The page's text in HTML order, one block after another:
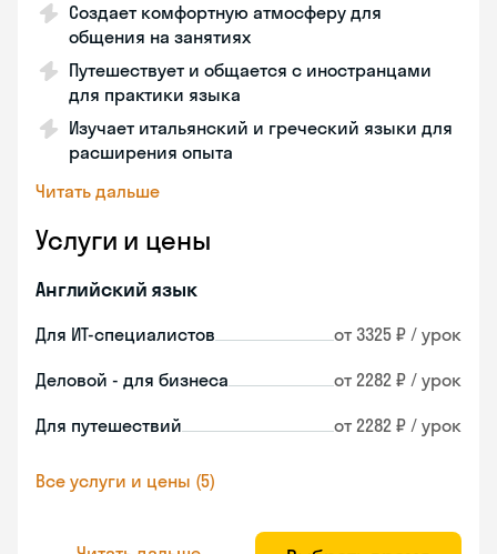
Создает комфортную атмосферу для
общения на занятиях
Путешествует и общается с иностранцами
для практики языка
Изучает итальянский и греческий языки для
расширения опыта
Читать дальше
Услуги и цены
Английский язык
Для ИТ-специалистов от 3325 ₽ / урок
Деловой - для бизнеса от 2282 ₽ / урок
Для путешествий от 2282 ₽ / урок
Все услуги и цены (5)